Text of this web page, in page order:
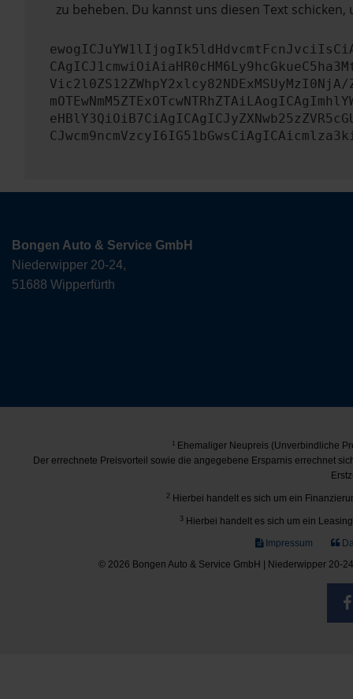
zu beheben. Du kannst uns diesen Text
Vic2l0ZS12ZWhpY2xlcy82NDExMSUyMzI0NjA/
Bongen Auto & Service GmbH
Niederwipper 20-24,
51688 Wipperfürth
1Ehemaliger Neupreis (Unverbindliche
Der errechnete Preisvorteil sowie die angegebene Ersparnis errechnet
2 Hierbei handelt es sich um ein
3 Hierbei handelt es sich um ein
Impressum
© 2026 Bongen Auto & Service GmbH | Niederwipper 20-